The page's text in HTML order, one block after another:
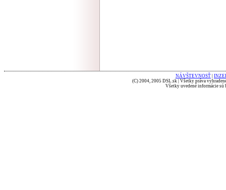
NÁVŠTEVNOSŤ
(C) 2004, 2005 DSL.sk | Všetky práva
Všetky uvedené informácie sú